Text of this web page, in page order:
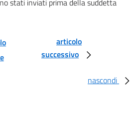
E CONTRATTI SOTTO SOGLIA
DELLE STAZIONI APPALTANTI
articolo
successivo
nascondi